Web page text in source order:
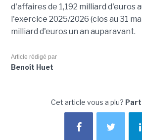
d'affaires de 1,192 milliard d'euros
l'exercice 2025/2026 (clos au 31
milliard d'euros un an auparavant.
Article rédigé par
Benoît Huet
Cet article vous a plu?